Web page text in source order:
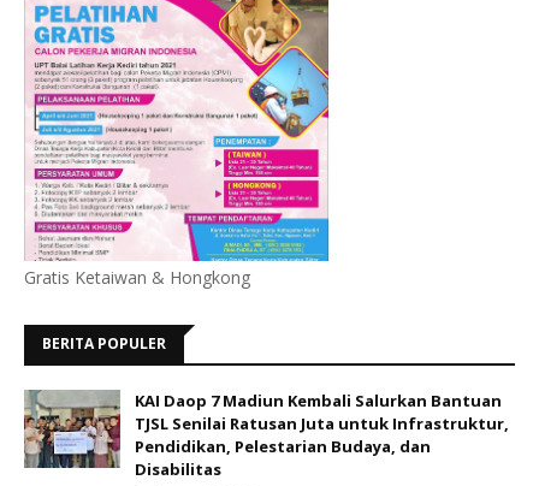
Gratis Ketaiwan & Hongkong
BERITA POPULER
KAI Daop 7 Madiun Kembali Salurkan Bantuan
TJSL Senilai Ratusan Juta untuk Infrastruktur,
Pendidikan, Pelestarian Budaya, dan
Disabilitas